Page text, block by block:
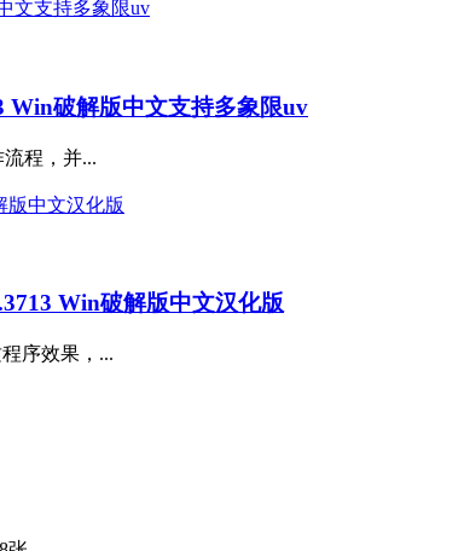
Win破解版中文支持多象限uv
程，并...
Win破解版中文汉化版
序效果，...